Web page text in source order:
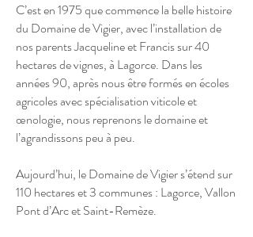
C’est en 1975 que commence la belle histoire
du Domaine de Vigier, avec l’installation de
nos parents Jacqueline et Francis sur 40
hectares de vignes, à Lagorce. Dans les
années 90, après nous être formés en écoles
agricoles avec spécialisation viticole et
œnologie, nous reprenons le domaine et
l’agrandissons peu à peu.
Aujourd’hui, le Domaine de Vigier s’étend sur
110 hectares et 3 communes : Lagorce, Vallon
Pont d’Arc et Saint-Remèze.